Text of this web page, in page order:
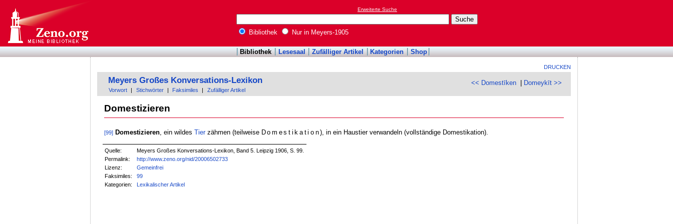
Erweiterte Suche
Bibliothek Nur in Meyers-1905
Bibliothek Lesesaal Zufälliger Artikel Kategorien Shop
DRUCKEN
<< Domestīken Domeykīt >>
Meyers Großes Konversations-Lexikon
Vorwort Stichwörter Faksimiles Zufälliger Artikel
Domestizieren
[99] Domestizieren, ein wildes Tierzähmen (teilweise Domestikation), in ein Haustier verwandeln (vollständige Domestikation).
Quelle:
Meyers Großes Konversations-Lexikon, Band 5. Leipzig 1906, S. 99.
Permalink:
http://www.zeno.org/nid/20006502733
Lizenz:
Gemeinfrei
Faksimiles:
99
Kategorien:
Lexikalischer Artikel